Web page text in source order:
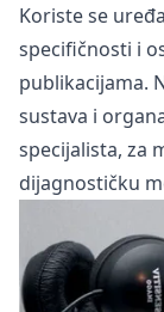
Koriste se
specifičnosti i
publikacijama.
sustava i
specijalista, za
dijagnostičku